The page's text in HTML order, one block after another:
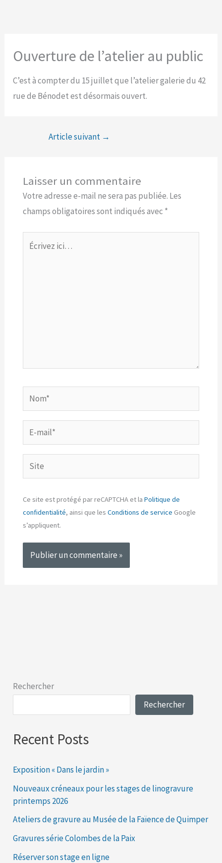
Ouverture de l’atelier au public
C’est à compter du 15 juillet que l’atelier galerie du 42
rue de Bénodet est désormais ouvert.
Article suivant →
Laisser un commentaire
Votre adresse e-mail ne sera pas publiée. Les
champs obligatoires sont indiqués avec *
Écrivez
Nom*
mail*
Site
Ce site est protégé par reCAPTCHA et la Politique de
confidentialité, ainsi que les Conditions de service Google
s’appliquent.
Rechercher
Rechercher
Recent Posts
Exposition « Dans le jardin »
Nouveaux créneaux pour les stages de linogravure
printemps 2026
Ateliers de gravure au Musée de la Faïence de Quimper
Gravures série Colombes de la Paix
Réserver son stage en ligne